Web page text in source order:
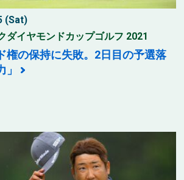
(Sat)
ダイヤモンドカップゴルフ 2021
権の保持に失敗。2日目の予選落